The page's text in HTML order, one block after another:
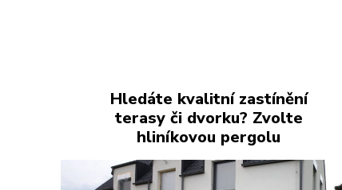
Hledáte kvalitní zastínění
terasy či dvorku? Zvolte
hliníkovou pergolu